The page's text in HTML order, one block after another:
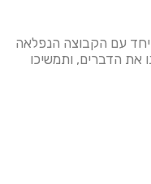
עם הקבוצה הנפלאה
את הדברים, ותמשיכו